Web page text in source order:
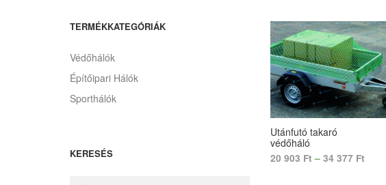
TERMÉKKATEGÓRIÁK
Védőhálók
Építőipari Hálók
Sporthálók
KERESÉS
Utánfutó takaró
védőháló
20 903 Ft – 34 377 Ft